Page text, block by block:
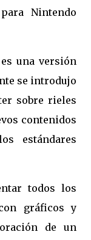
Nintendo
una versión
se introdujo
sobre rieles
contenidos
estándares
todos los
gráficos y
de un